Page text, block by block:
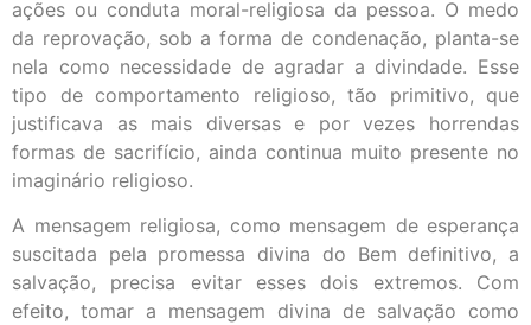
ações ou conduta moral-religiosa da pessoa. O medo
da reprovação, sob a forma de condenação, planta-se
nela como necessidade de agradar a divindade. Esse
tipo de comportamento religioso, tão primitivo, que
justificava as mais diversas e por vezes horrendas
formas de sacrifício, ainda continua muito presente no
imaginário religioso.
A mensagem religiosa, como mensagem de esperança
suscitada pela promessa divina do Bem definitivo, a
salvação, precisa evitar esses dois extremos. Com
efeito, tomar a mensagem divina de salvação como